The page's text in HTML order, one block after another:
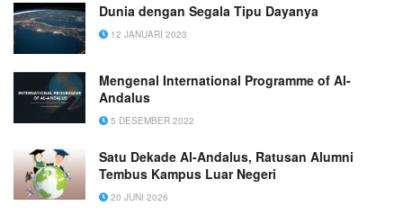
Dunia dengan Segala Tipu Dayanya
12 JANUARI 2023
Mengenal International Programme of Al-
Andalus
5 DESEMBER 2022
Satu Dekade Al-Andalus, Ratusan Alumni
Tembus Kampus Luar Negeri
20 JUNI 2026